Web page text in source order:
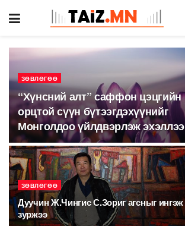
ЗӨВЛӨГӨӨ
“Хүнсний алт” саффон цэцгийн
орцтой сүүн бүтээгдэхүүнийг
Монголдоо үйлдвэрлэж эхэллээ
ЗӨВЛӨГӨӨ
Дуучин Ж.Чингис С.Зориг агсныг ингэж
зуржээ